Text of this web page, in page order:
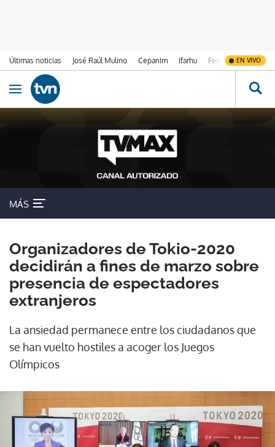
Últimas noticias José Raúl Mulino Cepanim Ifarhu Fenómeno de El
EN VIVO
Ir al contenido
Obrir navegació
MÁS
Organizadores de Tokio-2020
decidirán a fines de marzo sobre
presencia de espectadores
extranjeros
La ansiedad permanece entre los ciudadanos que
se han vuelto hostiles a acoger los Juegos
Olímpicos